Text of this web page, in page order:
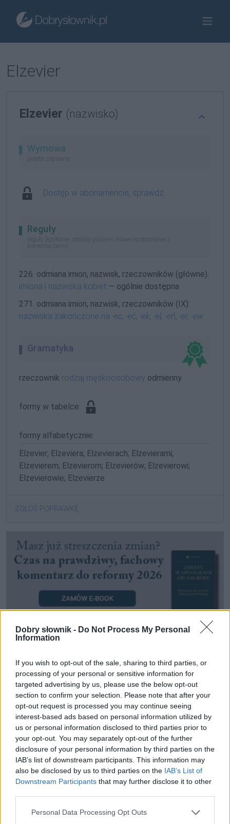
Dobry słownik - Do Not Process My Personal
Information
If you wish to opt-out of the sale, sharing to third parties, or
processing of your personal or sensitive information for
targeted advertising by us, please use the below opt-out
section to confirm your selection. Please note that after your
opt-out request is processed you may continue seeing
interest-based ads based on personal information utilized by
us or personal information disclosed to third parties prior to
your opt-out. You may separately opt-out of the further
disclosure of your personal information by third parties on the
IAB’s list of downstream participants. This information may
also be disclosed by us to third parties on the IAB’s List of
Downstream Participants that may further disclose it to other
Please note that this website/app uses one or more Google
Personal Data Processing Opt Outs
Elzevier
Elzevier (nazwisko)
Wymowa
prosto zapisana
Dostęp w abonamencie, sprawdź
Reguły
reguły językowe, zasady pisowni (nowe opracowanie z
komentarzami)
226. odmiana imion, nazwisk, rzeczowników (główne):
imiona i nazwiska kobiet — ogólnie dostępna
271. odmiana imion, nazwisk, rzeczowników (IX):
nazwiska zakończone na -ec, -eć, -ek, -el, -eń, -er, -ew
Gramatyka
rzeczownik rodzaj męskoosobowy odmienny
formy w tabelce:
formy alfabetycznie:
Elzevier; Elzeviera; Elzevierach; Elzevierami;
Elzevierem; Elzevierom; Elzevierów; Elzevierowi;
Elzevierowie; Elzevierze
ZGŁOŚ POPRAWKĘ
Pozostały wątpliwości? Brakuje czegoś w haśle?
Zobacz, co zyskują abonenci Dobrego słownika.
SPRAWDŹ
Często sprawdzane
Jakie spolszczenie:performansczy performens
Nie tyle..., ile...,nie tyle..., co...— czyli o drugiej części